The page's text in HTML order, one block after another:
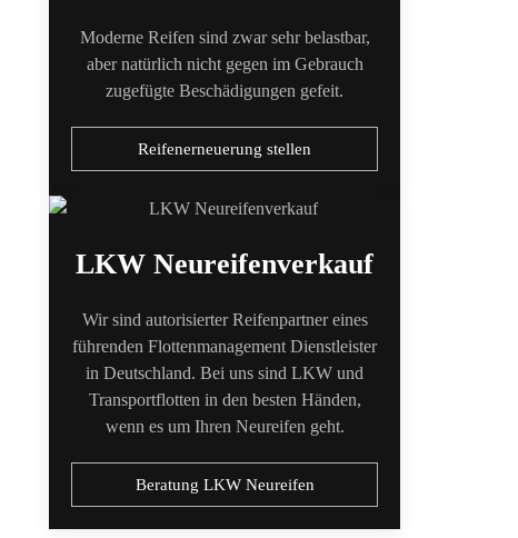
Moderne Reifen sind zwar sehr belastbar,
aber natürlich nicht gegen im Gebrauch
zugefügte Beschädigungen gefeit.
Reifenerneuerung stellen
LKW Neureifenverkauf
Wir sind autorisierter Reifenpartner eines
führenden Flottenmanagement Dienstleister
in Deutschland. Bei uns sind LKW und
Transportflotten in den besten Händen,
wenn es um Ihren Neureifen geht.
Beratung LKW Neureifen